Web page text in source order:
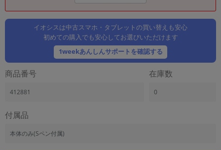
イオシスは中古スマホ・タブレットの買い替えも安心
初めての購入でも安心してお選びいただけます
1weekあんしんサポートを確認する
商品番号
412881
在庫数
0
付属品
本体のみ(Sペン付属)
製造、販売メーカーの絞り込み
「Apple」「SONY」「SHARP」など
商品の搭載機能による絞り込み
ドライブ
ドライブの絞り込み
ランク
商品状態の絞り込み